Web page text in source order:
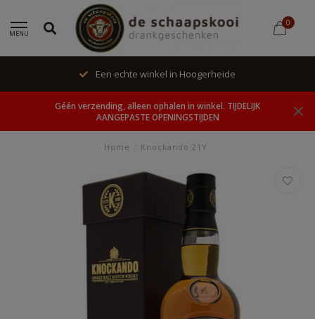
MENU
0
Een echte winkel in Hoogerheide
Géén verzending, alleen ophalen in winkel. TIJDELIJK
AANGEPASTE OPENINGSTIJDEN
Home Knockando 21Y